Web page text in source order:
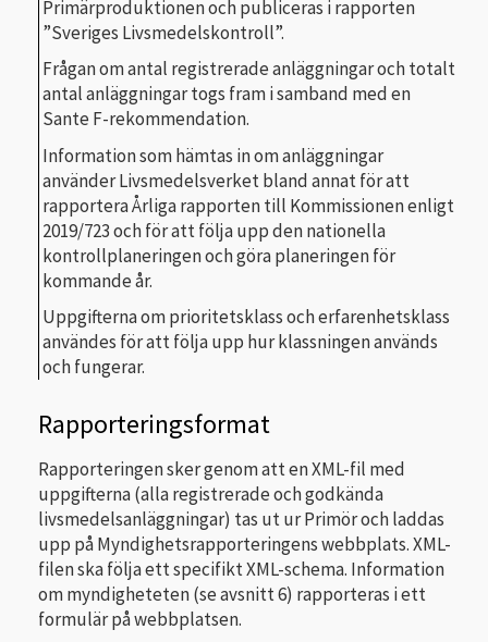
Primärproduktionen och publiceras i rapporten
”Sveriges Livsmedelskontroll”.
Frågan om antal registrerade anläggningar och totalt
antal anläggningar togs fram i samband med en
Sante F-rekommendation.
Information som hämtas in om anläggningar
använder Livsmedelsverket bland annat för att
rapportera Årliga rapporten till Kommissionen enligt
2019/723 och för att följa upp den nationella
kontrollplaneringen och göra planeringen för
kommande år.
Uppgifterna om prioritetsklass och erfarenhetsklass
användes för att följa upp hur klassningen används
och fungerar.
Rapporteringsformat
Rapporteringen sker genom att en XML-fil med
uppgifterna (alla registrerade och godkända
livsmedelsanläggningar) tas ut ur Primör och laddas
upp på Myndighetsrapporteringens webbplats. XML-
filen ska följa ett specifikt XML-schema. Information
om myndigheteten (se avsnitt 6) rapporteras i ett
formulär på webbplatsen.